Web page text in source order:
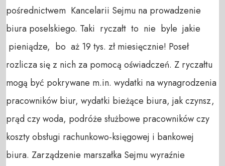
pośrednictwem Kancelarii Sejmu na prowadzenie
biura poselskiego. Taki ryczałt to nie byle jakie
pieniądze, bo aż 19 tys. zł miesięcznie! Poseł
rozlicza się z nich za pomocą oświadczeń. Z ryczałtu
mogą być pokrywane m.in. wydatki na wynagrodzenia
pracowników biur, wydatki bieżące biura, jak czynsz,
prąd czy woda, podróże służbowe pracowników czy
koszty obsługi rachunkowo-księgowej i bankowej
biura. Zarządzenie marszałka Sejmu wyraźnie